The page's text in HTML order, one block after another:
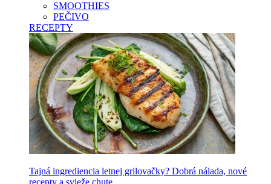
SMOOTHIES
PEČIVO
RECEPTY
Tajná ingrediencia letnej grilovačky? Dobrá nálada, nové
recepty a svieže chute